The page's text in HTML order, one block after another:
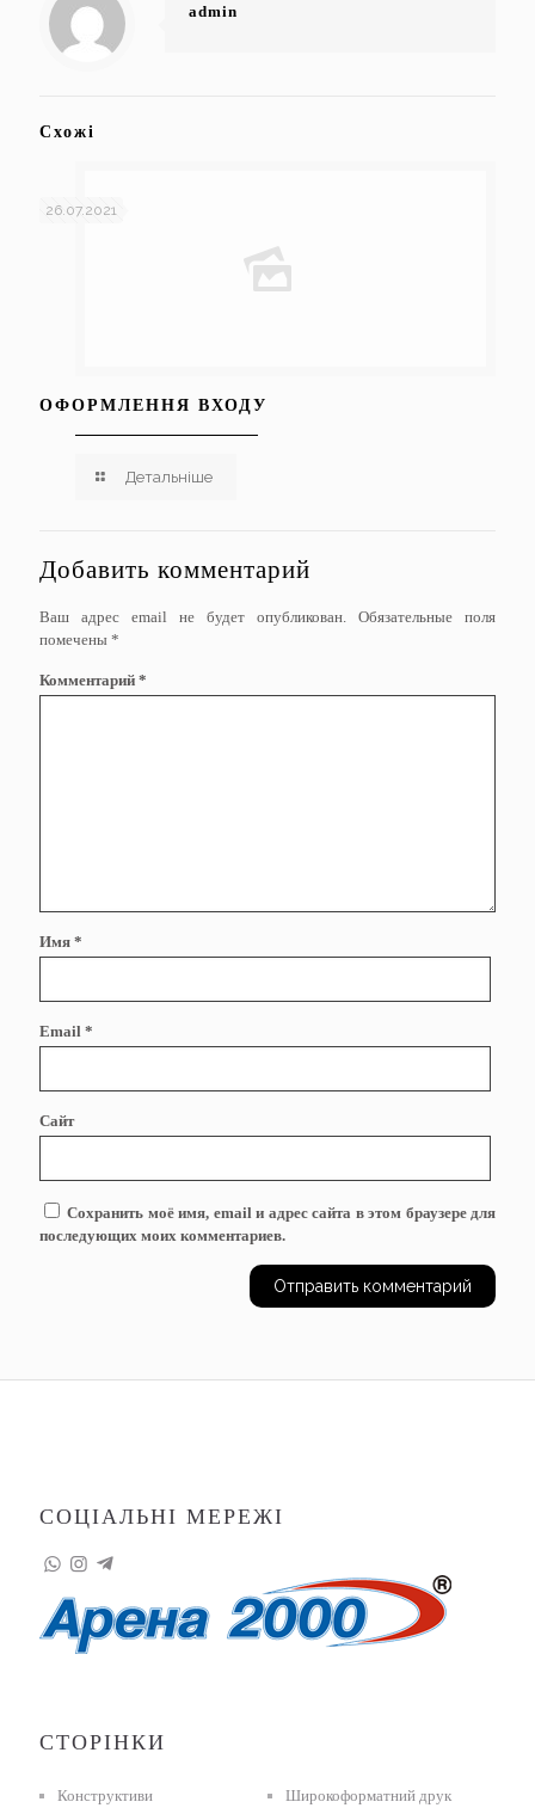
admin
Схожі
26.07.2021
ОФОРМЛЕННЯ ВХОДУ
Детальніше
Добавить комментарий
Ваш адрес email не будет опубликован.
Обязательные поля
помечены *
Комментарий *
Имя *
Email *
Сайт
Сохранить моё имя, email и адрес сайта в этом браузере для
последующих моих комментариев.
СОЦІАЛЬНІ МЕРЕЖІ
СТОРІНКИ
Конструктиви Широкоформатний друк